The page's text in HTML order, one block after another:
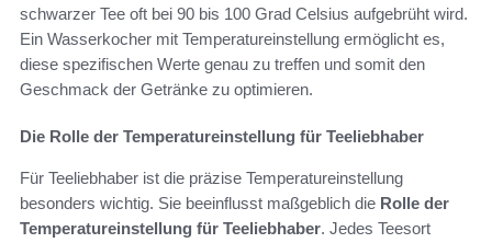
schwarzer Tee oft bei 90 bis 100 Grad Celsius aufgebrüht wird.
Ein Wasserkocher mit Temperatureinstellung ermöglicht es,
diese spezifischen Werte genau zu treffen und somit den
Geschmack der Getränke zu optimieren.
Die Rolle der Temperatureinstellung für Teeliebhaber
Für Teeliebhaber ist die präzise Temperatureinstellung
besonders wichtig. Sie beeinflusst maßgeblich die Rolle der
Temperatureinstellung für Teeliebhaber. Jedes Teesort